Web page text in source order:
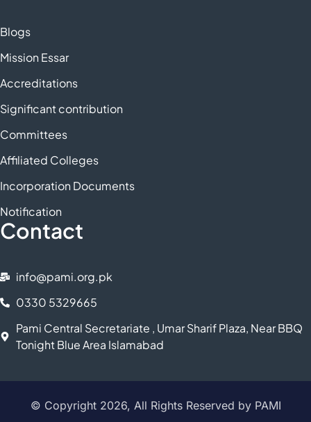
Blogs
Mission Essar
Accreditations
Significant contribution
Committees
Affiliated Colleges
Incorporation Documents
Notification
Contact
info@pami.org.pk
0330 5329665
Pami Central Secretariate , Umar Sharif Plaza, Near BBQ
Tonight Blue Area Islamabad
© Copyright 2026, All Rights Reserved by PAMI